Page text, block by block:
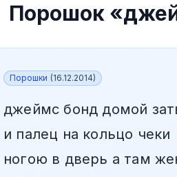
Порошок«
Порошки (16.12.2014)
джеймс бонд домой
и палец на кольцо чеки
ногою в дверь а там